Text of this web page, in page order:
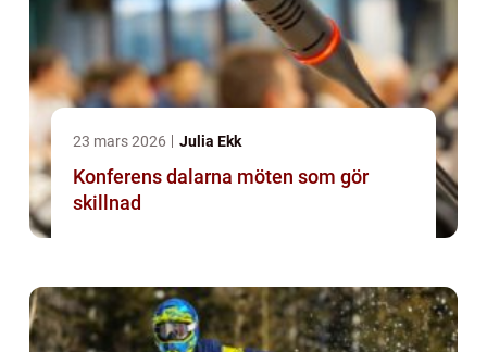
23 mars 2026 Julia Ekk
Konferens dalarna möten som gör
skillnad